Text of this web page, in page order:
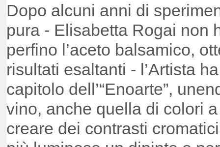
Dopo alcuni anni di
pura - Elisabetta Rogai non
perfino l’aceto balsamico,
risultati esaltanti - l’Artista
capitolo dell’“Enoarte”,
vino, anche quella di colori
creare dei contrasti